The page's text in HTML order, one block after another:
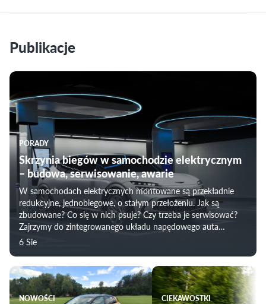
Publikacje
PORADY
Skrzynia biegów w samochodzie elektrycznym
– budowa, serwisowanie, awarie
W samochodach elektrycznych montowane są przekładnie
redukcyjne, jednobiegowe, o stałym przełożeniu. Jak są
zbudowane? Co się w nich psuje? Czy trzeba je serwisować?
Zajrzymy do zintegrowanego układu napędowego auta
elektrycznego i prześwietlimy „skrzynię biegów” w
6 Sie
NOWOŚCI CIEKAWOSTKI